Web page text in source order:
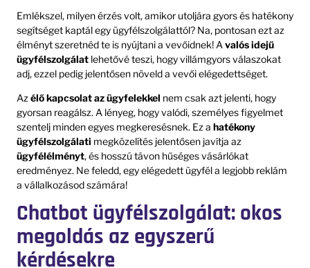
Emlékszel, milyen érzés volt, amikor utoljára gyors és hatékony
segítséget kaptál egy ügyfélszolgálattól? Na, pontosan ezt az
élményt szeretnéd te is nyújtani a vevőidnek! Avalós idejű
ügyfélszolgálat lehetővé teszi, hogy villámgyors válaszokat
adj, ezzel pedig jelentősen növeld a vevői elégedettséget.
Az élő kapcsolat az ügyfelekkel nem csak azt jelenti, hogy
gyorsan reagálsz. A lényeg, hogy valódi, személyes figyelmet
szentelj minden egyes megkeresésnek. Ez a hatékony
ügyfélszolgálati megközelítés jelentősen javítja az
ügyfélélményt, és hosszú távon hűséges vásárlókat
eredményez. Ne feledd, egy elégedett ügyfél a legjobb reklám
a vállalkozásod számára!
Chatbot ügyfélszolgálat: okos
megoldás az egyszerű
kérdésekre